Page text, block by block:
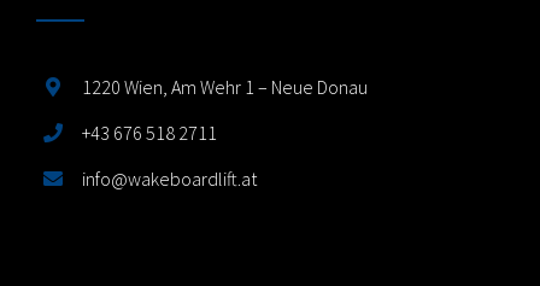
1220 Wien, Am Wehr 1 – Neue Donau
+43 676 518 2711
info@wakeboardlift.at